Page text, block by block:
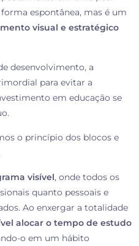
espontânea, mas é um
visual e estratégico
desenvolvimento, a
para evitar a
em educação se
o princípio dos blocos e
visível, onde todos os
quanto pessoais e
Ao enxergar a totalidade
alocar o tempo de estudo
o em um hábito